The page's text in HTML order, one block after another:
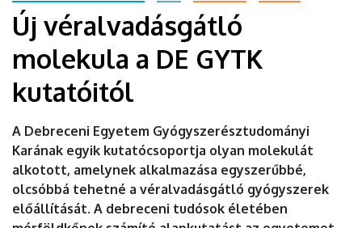
DEBRECENI
EGYETEM
Új véralvadásgátló
molekula a DE GYTK
kutatóitól
A Debreceni Egyetem Gyógyszerésztudományi
Karának egyik kutatócsoportja olyan molekulát
alkotott, amelynek alkalmazása egyszerűbbé,
olcsóbbá tehetné a véralvadásgátló gyógyszerek
előállítását. A debreceni tudósok életében